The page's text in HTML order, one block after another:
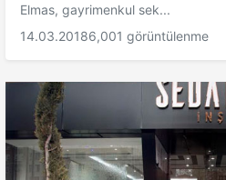
Elmas, gayrimenkul sek...
14.03.20186,001 görüntülenme